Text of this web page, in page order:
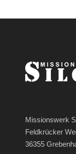
Missionswerk
Feldkrücker
36355